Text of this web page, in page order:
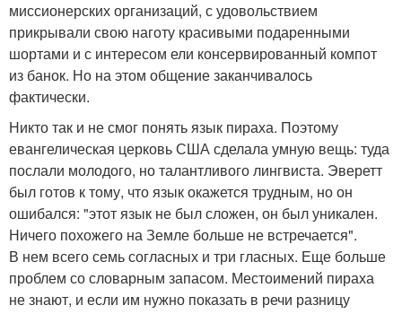
миссионерских организаций, с удовольствием
прикрывали свою наготу красивыми подаренными
шортами и с интересом ели консервированный компот
из банок. Но на этом общение заканчивалось
фактически.
Никто так и не смог понять язык пираха. Поэтому
евангелическая церковь США сделала умную вещь: туда
послали молодого, но талантливого лингвиста. Эверетт
был готов к тому, что язык окажется трудным, но он
ошибался: "этот язык не был сложен, он был уникален.
Ничего похожего на Земле больше не встречается".
В нем всего семь согласных и три гласных. Еще больше
проблем со словарным запасом. Местоимений пираха
не знают, и если им нужно показать в речи разницу